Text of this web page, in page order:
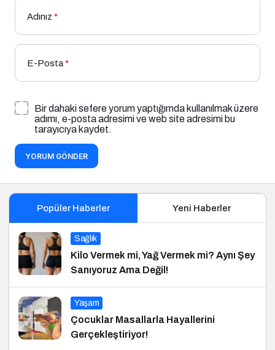
Adınız *
E-Posta*
Bir dahaki sefere yorum yaptığımda kullanılmak üzere
adımı, e-posta adresimi ve web site adresimi bu
tarayıcıya kaydet.
YORUM GÖNDER
Popüler Haberler Yeni Haberler
Sağlık
Kilo Vermek mi, Yağ Vermek mi? Aynı Şey
Sanıyoruz Ama Değil!
Yaşam
Çocuklar Masallarla Hayallerini
Gerçekleştiriyor!